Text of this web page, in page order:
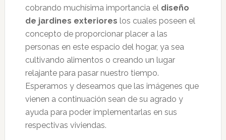
cobrando muchísima importancia el diseño
de jardines exteriores los cuales poseen el
concepto de proporcionar placer a las
personas en este espacio del hogar, ya sea
cultivando alimentos o creando un lugar
relajante para pasar nuestro tiempo.
Esperamos y deseamos que las imágenes que
vienen a continuación sean de su agrado y
ayuda para poder implementarlas en sus
respectivas viviendas.